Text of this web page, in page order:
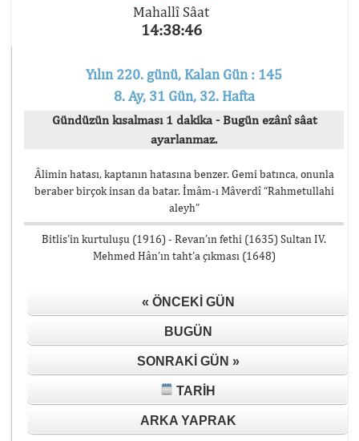
Mahallî Sâat
14:38:46
Yılın 220. günü, Kalan Gün : 145
8. Ay, 31 Gün, 32. Hafta
Gündüzün kısalması 1 dakika - Bugün ezânî sâat
ayarlanmaz.
Âlimin hatası, kaptanın hatasına benzer. Gemi batınca, onunla
beraber birçok insan da batar. İmâm-ı Mâverdî “Rahmetullahi
aleyh”
Bitlis’in kurtuluşu (1916) - Revan’ın fethi (1635) Sultan IV.
Mehmed Hân’ın taht’a çıkması (1648)
« ÖNCEKI GÜN
BUGÜN
SONRAKI GÜN »
TARIH
ARKA YAPRAK